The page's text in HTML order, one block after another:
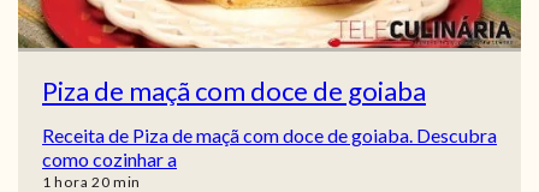
Piza de maçã com doce de goiaba
Receita de Piza de maçã com doce de goiaba. Descubra
como cozinhar a
1 hora
hora 20min
min